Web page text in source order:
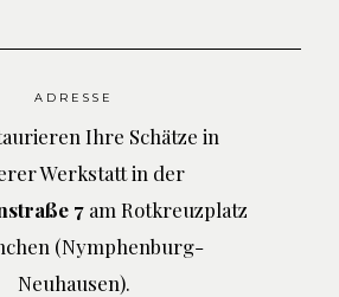
ADRESSE
Ihre Schätze in
Werkstatt in der
7am Rotkreuzplatz
(Nymphenburg-
Neuhausen).